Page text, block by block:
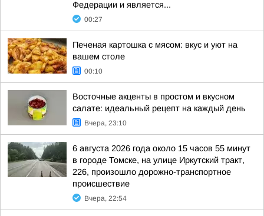
Федерации и является...
00:27
Печеная картошка с мясом: вкус и уют на
вашем столе
00:10
Восточные акценты в простом и вкусном
салате: идеальный рецепт на каждый день
Вчера, 23:10
6 августа 2026 года около 15 часов 55 минут
в городе Томске, на улице Иркутский тракт,
226, произошло дорожно-транспортное
происшествие
Вчера, 22:54